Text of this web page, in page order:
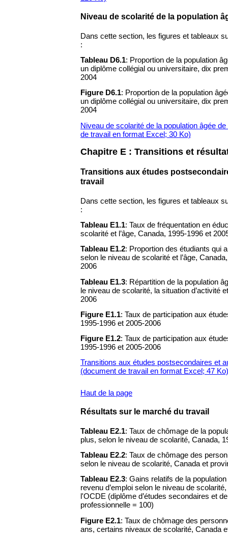
Niveau de scolarité de la population
Dans cette section, les figures et tableaux
:
Tableau D6.1: Proportion de la population
un diplôme collégial ou universitaire, dix
2004
Figure D6.1: Proportion de la population
un diplôme collégial ou universitaire, dix
2004
Niveau de scolarité de la population âgée
de travail en format Excel; 30 Ko)
Chapitre E : Transitions et
Transitions aux études
travail
Dans cette section, les figures et tableaux
:
Tableau E1.1: Taux de fréquentation en
scolarité et l’âge, Canada, 1995-1996 et
Tableau E1.2: Proportion des étudiants qui
selon le niveau de scolarité et l’âge,
2006
Tableau E1.3: Répartition de la population
le niveau de scolarité, la situation d’activité
2006
Figure E1.1: Taux de participation aux
1995-1996 et 2005-2006
Figure E1.2: Taux de participation aux
1995-1996 et 2005-2006
Transitions aux études postsecondaires et
(document de travail en format Excel; 47 Ko)
Haut de la page
Résultats sur le marché du travail
Tableau E2.1: Taux de chômage de la
plus, selon le niveau de scolarité, Canada,
Tableau E2.2: Taux de chômage des
selon le niveau de scolarité, Canada et
Tableau E2.3: Gains relatifs de la
revenu d’emploi selon le niveau de
l'OCDE (diplôme d’études secondaires et
professionnelle = 100)
Figure E2.1: Taux de chômage des
ans, certains niveaux de scolarité, Canada